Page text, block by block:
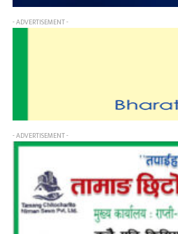
- ADVERTISEMENT -
- ADVERTISEMENT -